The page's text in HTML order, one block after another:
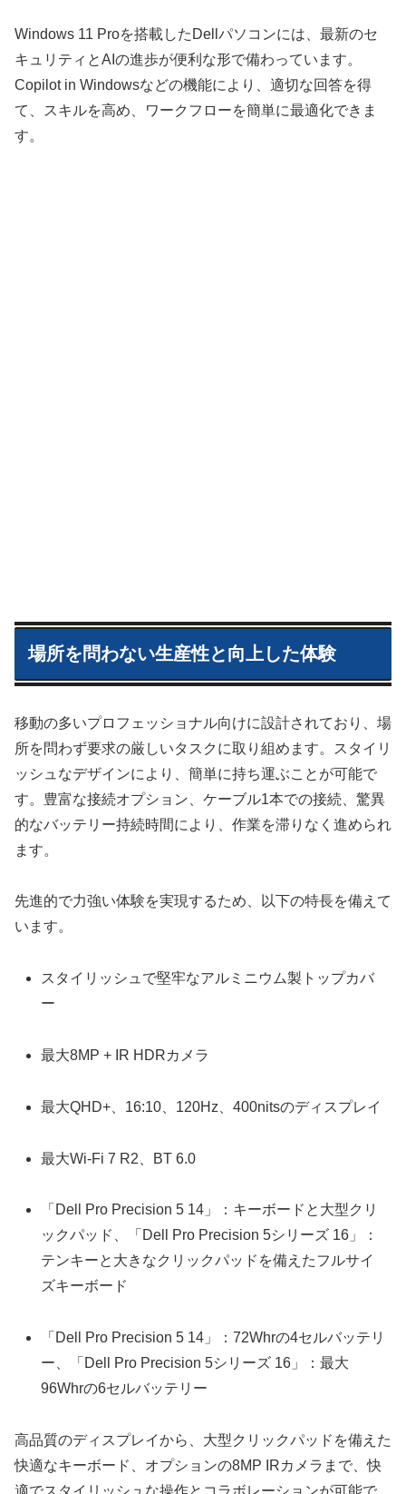
Windows 11 Proを搭載したDellパソコンには、最新のセ
キュリティとAIの進歩が便利な形で備わっています。
Copilot in Windowsなどの機能により、適切な回答を得
て、スキルを高め、ワークフローを簡単に最適化できま
す。
場所を問わない生産性と向上した体験
移動の多いプロフェッショナル向けに設計されており、場
所を問わず要求の厳しいタスクに取り組めます。スタイリ
ッシュなデザインにより、簡単に持ち運ぶことが可能で
す。豊富な接続オプション、ケーブル1本での接続、驚異
的なバッテリー持続時間により、作業を滞りなく進められ
ます。
先進的で力強い体験を実現するため、以下の特長を備えて
います。
スタイリッシュで堅牢なアルミニウム製トップカバ
ー
最大8MP + IR HDRカメラ
最大QHD+、16:10、120Hz、400nitsのディスプレイ
最大Wi-Fi 7 R2、BT 6.0
「Dell Pro Precision 5 14」：キーボードと大型クリ
ックパッド、「Dell Pro Precision 5シリーズ 16」：
テンキーと大きなクリックパッドを備えたフルサイ
ズキーボード
「Dell Pro Precision 5 14」：72Whrの4セルバッテリ
ー、「Dell Pro Precision 5シリーズ 16」：最大
96Whrの6セルバッテリー
高品質のディスプレイから、大型クリックパッドを備えた
快適なキーボード、オプションの8MP IRカメラまで、快
適でスタイリッシュな操作とコラボレーションが可能で